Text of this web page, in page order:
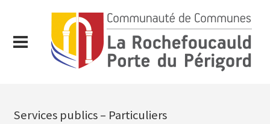
Services publics – Particuliers